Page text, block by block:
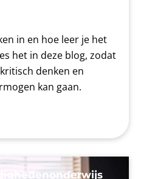
in en hoe leer je het
het in deze blog, zodat
denken en
kan gaan.